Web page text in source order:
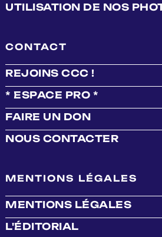
UTILISATION DE NOS
CONTACT
REJOINS CCC !
* ESPACE PRO *
FAIRE UN DON
NOUS CONTACTER
MENTIONS LÉGALES
MENTIONS LÉGALES
L'ÉDITORIAL